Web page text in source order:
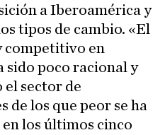
a Iberoamérica y
tipos de cambio. «El
en
sido poco racional y
el sector de
de los que peor se ha
los últimos cinco